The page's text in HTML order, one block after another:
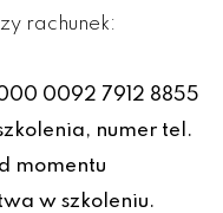
rachunek:
0092 7912 8855
numer tel.
momentu
w szkoleniu.